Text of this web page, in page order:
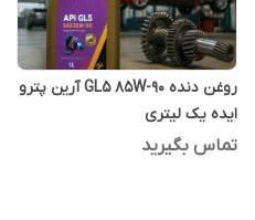
روغن دنده GL5 85W-90 آرین پترو
ایده یک لیتری
تماس بگیرید